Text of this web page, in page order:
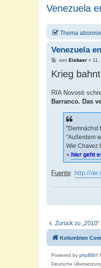
Venezuela
Thema
Venezuela
B
i
t
a
g
von Eisbaer» 11.
Krieg
RIA Novosti
Barranco. Das
"Demnächst
"Außerdem
Wie Chavez
» hier geht
Fuente: http://
Zurück zu „2010“
Kolumbien
Powered by phpBB®
Deutsche